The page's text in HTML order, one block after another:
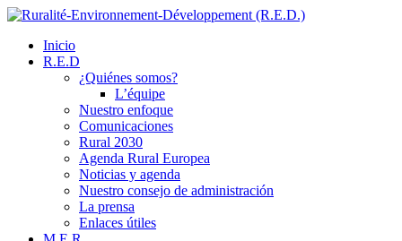
Inicio
R.E.D
¿Quiénes somos?
L’équipe
Nuestro enfoque
Comunicaciones
Rural 2030
Agenda Rural Europea
Noticias y agenda
Nuestro consejo de administración
La prensa
Enlaces útiles